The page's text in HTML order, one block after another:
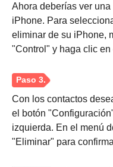
Ahora deberías ver
iPhone. Para
eliminar de su iPhone,
"Control" y haga clic en
Con los contactos
el botón
izquierda. En el menú
"Eliminar" para